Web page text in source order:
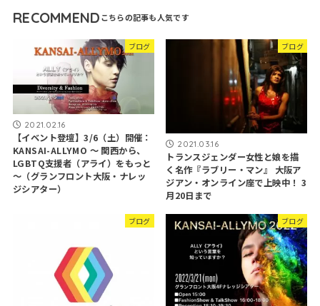
RECOMMEND
ブログ
2021.02.16
【イベント登壇】3/6（土）開催：
KANSAI-ALLYMO ～ 関西から、
LGBTQ支援者（アライ）をもっと
～（グランフロント大阪・ナレッ
ジシアター）
ブログ
2021.03.16
トランスジェンダー女性と娘を描
く名作『ラブリー・マン』 大阪ア
ジアン・オンライン座で上映中！ 3
月20日まで
ブログ ブログ